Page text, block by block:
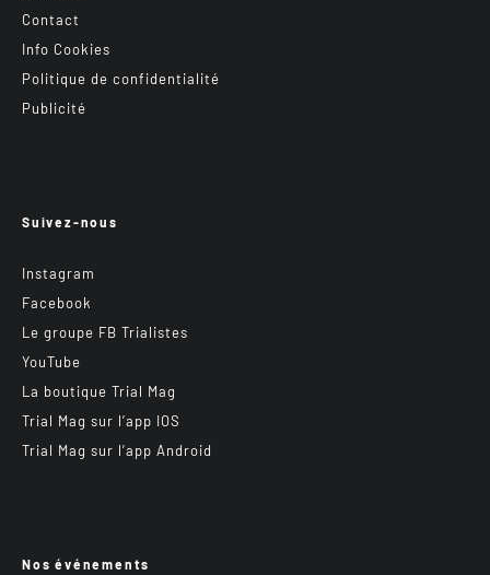
Contact
Info Cookies
Politique de confidentialité
Publicité
Suivez-nous
Instagram
Facebook
Le groupe FB Trialistes
YouTube
La boutique Trial Mag
Trial Mag sur l’app IOS
Trial Mag sur l’app Android
Nos événements